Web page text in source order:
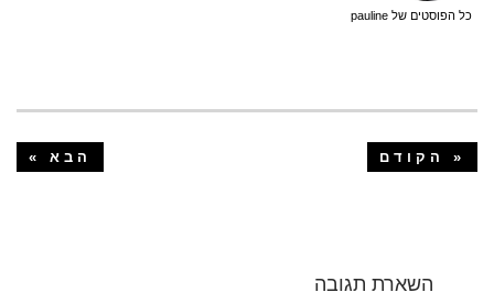
כל הפוסטים של pauline
« הקודם הבא »
השארת תגובה